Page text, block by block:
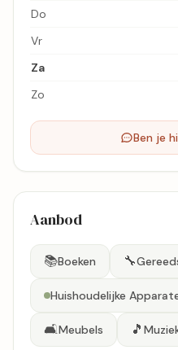
Do
Vr
Za
Zo
Ben je
Aanbod
📚Boeken 🔧
Huishoudelijke
🛋️Meubels 🎵